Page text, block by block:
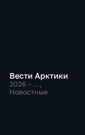
Вести Арктики
2026 – …,
Новостные